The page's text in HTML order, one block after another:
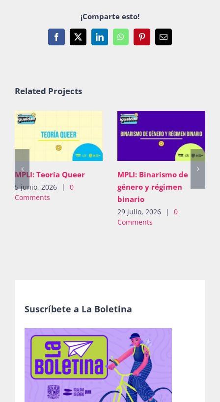
¡Comparte esto!
Facebook
X LinkedInWhatsAppPinterestEmail
Related Projects
MPLI: Teoría Queer
5 junio, 2026 |
0
Comments
MPLI: Binarismo de
género y régimen
binario
29 julio, 2026 |
0
Comments
Suscríbete a La Boletina